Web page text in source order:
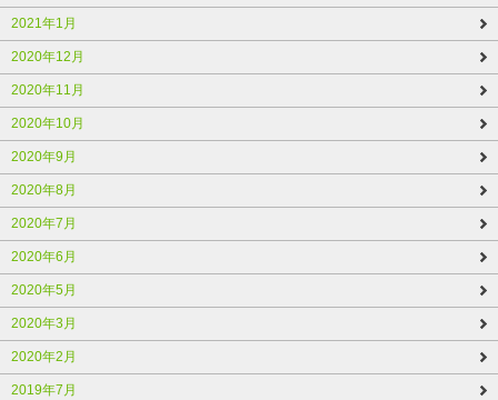
2021年1月
2020年12月
2020年11月
2020年10月
2020年9月
2020年8月
2020年7月
2020年6月
2020年5月
2020年3月
2020年2月
2019年7月